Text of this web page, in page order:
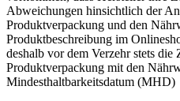
Abweichungen hinsichtlich der
Produktverpackung und den
Produktbeschreibung im
deshalb vor dem Verzehr stets die
Produktverpackung mit den
Mindesthaltbarkeitsdatum (MHD)